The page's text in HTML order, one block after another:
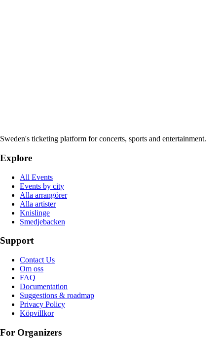
Sweden's ticketing platform for concerts, sports and entertainment.
Explore
All Events
Events by city
Alla arrangörer
Alla artister
Knislinge
Smedjebacken
Support
Contact Us
Om oss
FAQ
Documentation
Suggestions & roadmap
Privacy Policy
Köpvillkor
For Organizers